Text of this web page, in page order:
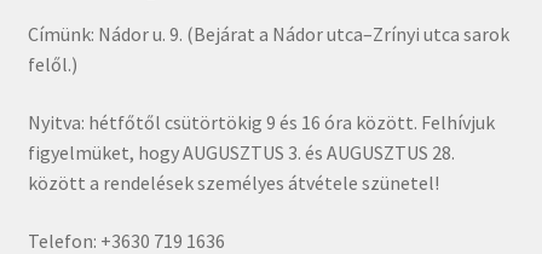
Címünk: Nádor u. 9. (Bejárat a Nádor utca–Zrínyi utca sarok
felől.)
Nyitva: hétfőtől csütörtökig 9 és 16 óra között. Felhívjuk
figyelmüket, hogy AUGUSZTUS 3. és AUGUSZTUS 28.
között a rendelések személyes átvétele szünetel!
Telefon: +3630 719 1636